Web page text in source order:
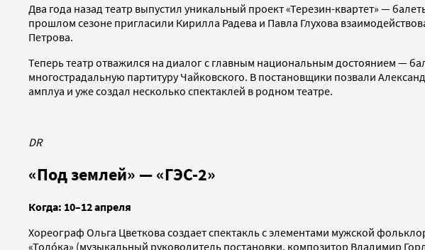
Два года назад театр выпустил уникальный проект «Терезин-квартет» —
прошлом сезоне пригласили Кирилла Радева и Павла Глухова
Петрова.
Теперь театр отважился на диалог с главным национальным достоянием —
многострадальную партитуру Чайковского. В постановщики позвали
амплуа и уже создал несколько спектаклей в родном театре.
DR
«Под землей» — «ГЭС-2»
Когда: 10–12 апреля
Хореограф Ольга Цветкова создает спектакль с элементами мужской
«Толóка» (музыкальный руководитель постановки, композитор Владимир